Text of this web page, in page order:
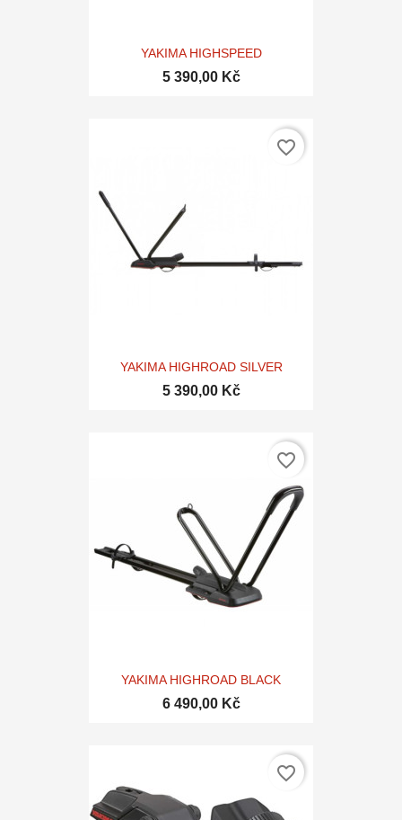
YAKIMA HIGHSPEED
5 390,00 Kč
YAKIMA HIGHROAD SILVER
5 390,00 Kč
favorite_border
YAKIMA HIGHROAD BLACK
6 490,00 Kč
favorite_border
favorite_border